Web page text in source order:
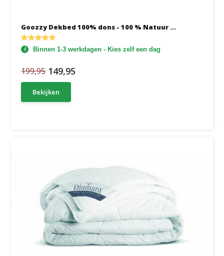
Goozzy Dekbed 100% dons - 100 % Natuur ...
Binnen 1-3 werkdagen - Kies zelf een dag
199,95 149,95
Bekijken